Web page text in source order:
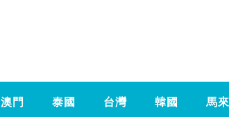
澳門 泰國 台灣 韓國 馬